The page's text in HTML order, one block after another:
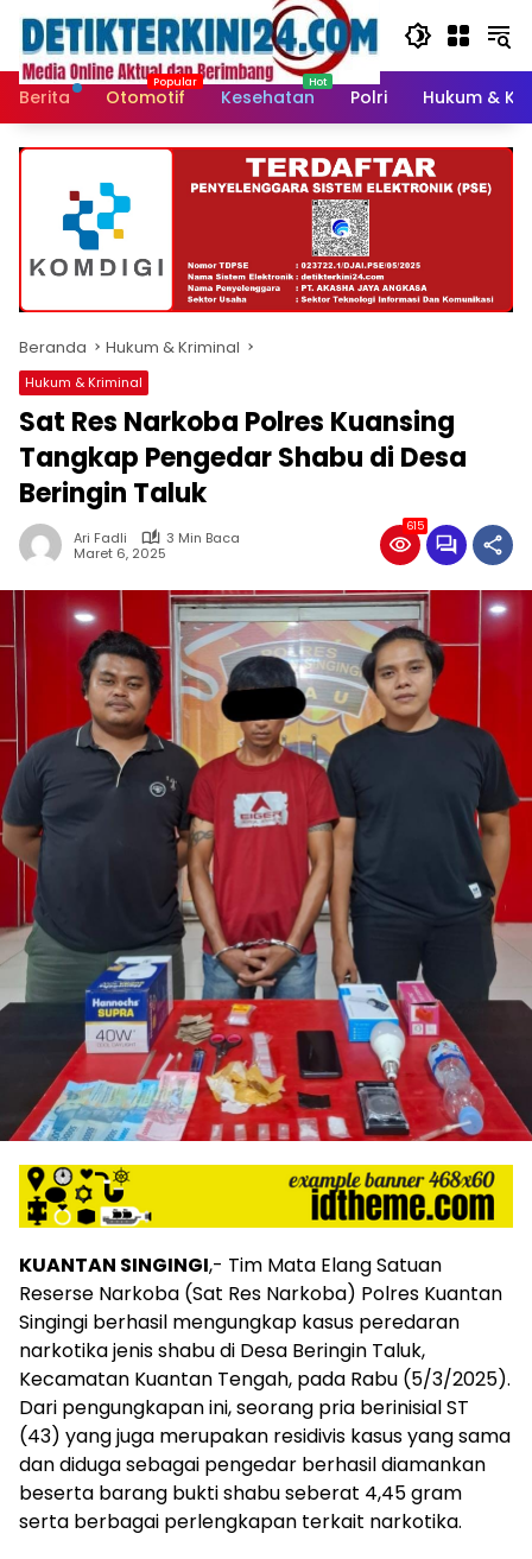
Langsung
konten
Berita
Otomotif Kesehatan Polri Hukum &
Beranda Hukum & Kriminal
Hukum & Kriminal
Sat Res Narkoba Polres Kuansing
Tangkap Pengedar Shabu di Desa
Beringin Taluk
Ari Fadli
3 Min Baca
Maret 6, 2025
615
KUANTAN SINGINGI,- Tim Mata Elang Satuan
Reserse Narkoba (Sat Res Narkoba) Polres Kuantan
Singingi berhasil mengungkap kasus peredaran
narkotika jenis shabu di Desa Beringin Taluk,
Kecamatan Kuantan Tengah, pada Rabu (5/3/2025).
Dari pengungkapan ini, seorang pria berinisial ST
(43) yang juga merupakan residivis kasus yang sama
dan diduga sebagai pengedar berhasil diamankan
beserta barang bukti shabu seberat 4,45 gram
serta berbagai perlengkapan terkait narkotika.